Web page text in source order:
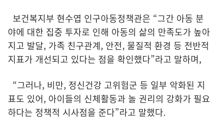
보건복지부 현수엽 인구아동정책관은 “그간 아동 분
야에 대한 집중 투자로 인해 아동의 삶의 만족도가 높아
지고 발달, 가족 친구관계, 안전, 물질적 환경 등 전반적
지표가 개선되고 있다는 점을 확인했다”라고 말하며,
“그러나, 비만, 정신건강 고위험군 등 일부 악화된 지
표도 있어, 아이들의 신체활동과 놀 권리의 강화가 필요
하다는 정책적 시사점을 준다”라고 말했다.